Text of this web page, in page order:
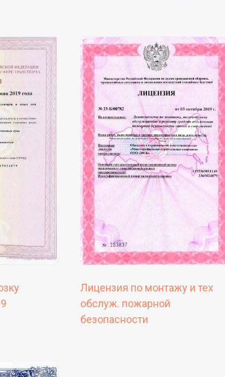
Лицензия по монтажу и тех
обслуж. пожарной
безопасности